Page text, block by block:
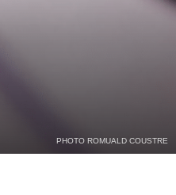
PHOTO ROMUALD COUSTRE